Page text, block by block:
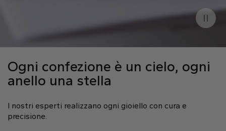
Ogni confezione è un cielo, ogni
anello una stella
I nostri esperti realizzano ogni gioiello con cura e
precisione.